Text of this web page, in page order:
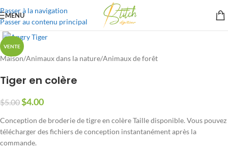
Passer à la navigation
Passer au contenu principal
MENU
VENTE
Maison/Animaux dans la nature/Animaux de forêt
Tiger en colère
$5.00$4.00
Conception de broderie de tigre en colère Taille disponible. Vous pouvez
télécharger des fichiers de conception instantanément après la
commande.